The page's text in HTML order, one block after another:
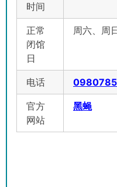
时间
正常
闭馆
日
周六、周
电话
官方
网站
黑蝇